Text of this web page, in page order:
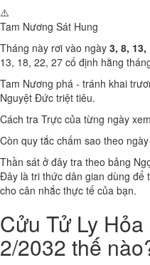
⚠️
Tam Nương Sát Hung
Tháng này rơi vào ngày 3, 8, 13,
13, 18, 22, 27 cố định hằng
Tam Nương phá - tránh khai
Nguyệt Đức triệt tiêu.
Cách tra Trực của từng ngày
Còn quy tắc chấm sao theo
Thần sát ở đây tra theo bảng
Đây là tri thức dân gian dùng để
cho cân nhắc thực tế của bạn.
Cửu Tử Ly
2/2032 thế